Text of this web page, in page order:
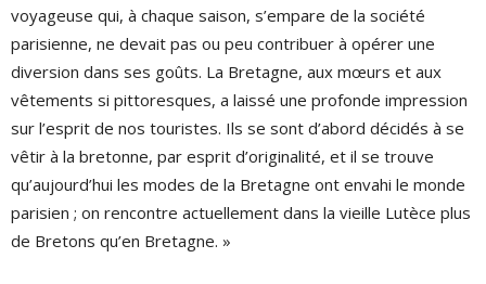
voyageuse qui, à chaque saison, s’empare de la société
parisienne, ne devait pas ou peu contribuer à opérer une
diversion dans ses goûts. La Bretagne, aux mœurs et aux
vêtements si pittoresques, a laissé une profonde impression
sur l’esprit de nos touristes. Ils se sont d’abord décidés à se
vêtir à la bretonne, par esprit d’originalité, et il se trouve
qu’aujourd’hui les modes de la Bretagne ont envahi le monde
parisien ; on rencontre actuellement dans la vieille Lutèce plus
de Bretons qu’en Bretagne. »